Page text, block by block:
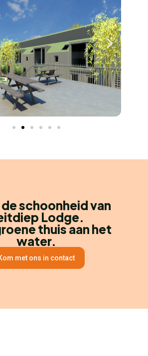
de schoonheid van
Lodge.
thuis aan het
water.
met ons in contact